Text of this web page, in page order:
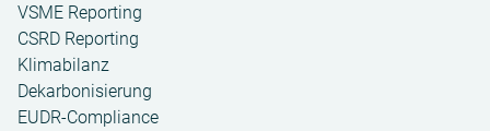
VSME Reporting
CSRD Reporting
Klimabilanz
Dekarbonisierung
EUDR-Compliance